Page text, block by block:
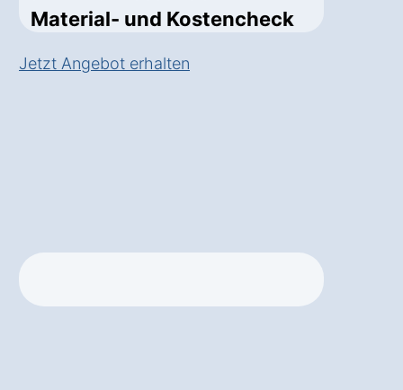
Material- und Kostencheck
Jetzt Angebot erhalten